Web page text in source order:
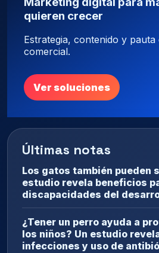
quieren crecer
Estrategia, contenido y
comercial.
Ver soluciones
Últimas notas
Los gatos también pueden
estudio revela beneficios
discapacidades del
¿Tener un perro ayuda a
los niños? Un estudio
infecciones y uso de